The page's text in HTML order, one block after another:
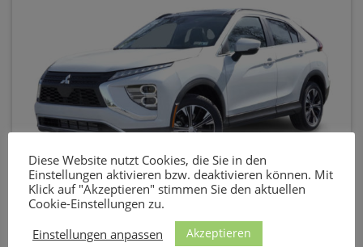
Ladekabel und Wallbox für den Mitsubishi Eclipse Cross
Plug-in Hybrid
Die Batterie des Mitsubishi Eclipse Cross Plug-in Hybrid
Diese Website nutzt Cookies, die Sie in den
Einstellungen aktivieren bzw. deaktivieren können. Mit
Klick auf "Akzeptieren" stimmen Sie den aktuellen
Cookie-Einstellungen zu.
Einstellungen anpassen
Akzeptieren